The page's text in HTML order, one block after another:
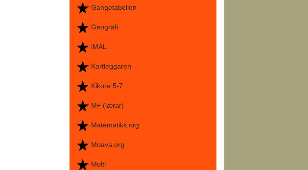
Gangetabellen
Geografi
iMAL
Kartleggaren
Kikora 5-7
M+ (lærar)
Matematikk.org
Moava.org
Multi